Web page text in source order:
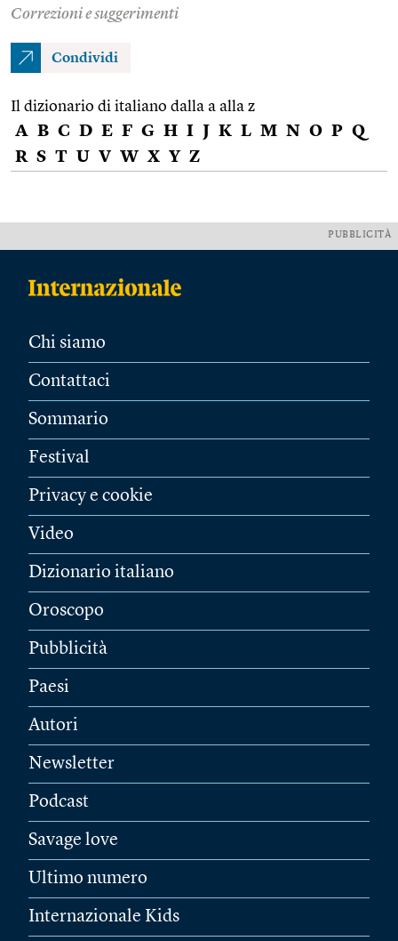
Correzioni e suggerimenti
Condividi
Il dizionario di italiano dalla a alla z
A B C D E F G H I J K L M N O P Q
R S T U V W X Y Z
PUBBLICITÀ
Chi siamo
Contattaci
Sommario
Festival
Privacy e cookie
Video
Dizionario italiano
Oroscopo
Pubblicità
Paesi
Autori
Newsletter
Podcast
Savage love
Ultimo numero
Internazionale Kids